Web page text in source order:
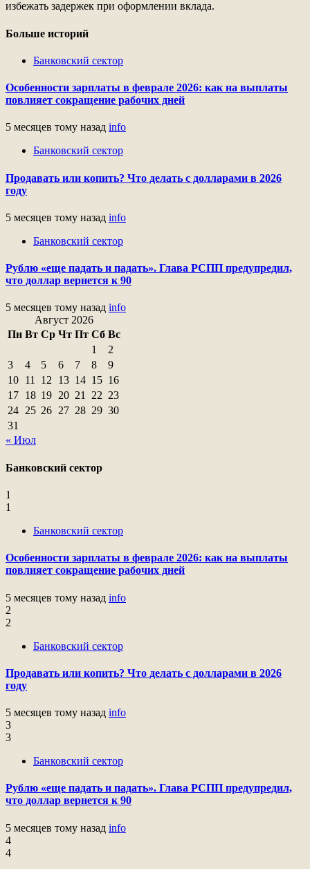
избежать задержек при оформлении вклада.
Больше историй
Банковский сектор
Особенности зарплаты в феврале 2026: как на выплаты
повлияет сокращение рабочих дней
5 месяцев тому назад info
Банковский сектор
Продавать или копить? Что делать с долларами в 2026
году
5 месяцев тому назад info
Банковский сектор
Рублю «еще падать и падать». Глава РСПП предупредил,
что доллар вернется к 90
5 месяцев тому назад info
Август 2026
Пн Вт Ср Чт Пт Сб Вс
1
2
3
4 5 6 7 8
9
10 11 12 13 14 15 16
17 18 19 20 21 22 23
24 25 26 27 28 29 30
31
« Июл
Банковский сектор
1
1
Банковский сектор
Особенности зарплаты в феврале 2026: как на выплаты
повлияет сокращение рабочих дней
5 месяцев тому назад info
2
2
Банковский сектор
Продавать или копить? Что делать с долларами в 2026
году
5 месяцев тому назад info
3
3
Банковский сектор
Рублю «еще падать и падать». Глава РСПП предупредил,
что доллар вернется к 90
5 месяцев тому назад info
4
4